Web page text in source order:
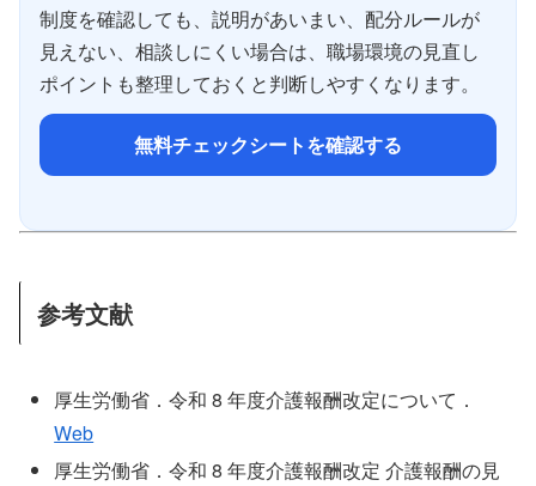
制度を確認しても、説明があいまい、配分ルールが
見えない、相談しにくい場合は、職場環境の見直し
ポイントも整理しておくと判断しやすくなります。
無料チェックシートを確認する
参考文献
厚生労働省．令和 8 年度介護報酬改定について．
Web
厚生労働省．令和 8 年度介護報酬改定 介護報酬の見